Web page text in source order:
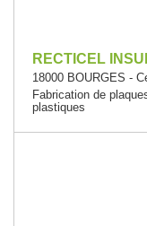
RECTICEL
18000 BOURGES -
Fabrication de
plastiques